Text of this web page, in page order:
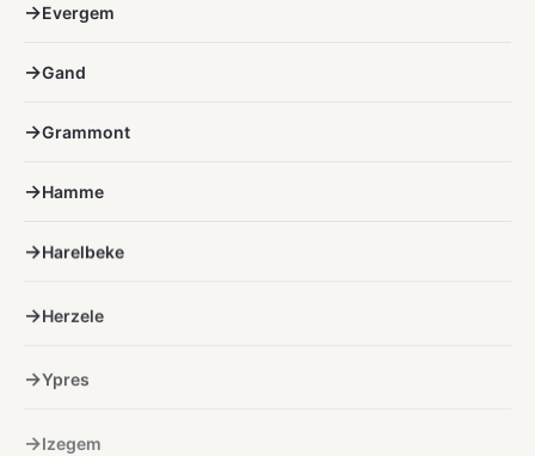
Evergem
Gand
Grammont
Hamme
Harelbeke
Herzele
Ypres